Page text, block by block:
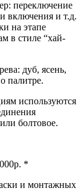
переключение
включения и т.д.
на этапе
в стиле “хай-
дуб, ясень,
палитре.
используются
болтовое.
*
и монтажных